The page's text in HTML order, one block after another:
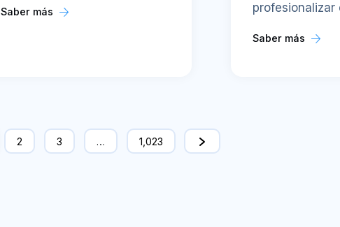
Saber más
profesionalizar
Saber más
2 3 … 1,023